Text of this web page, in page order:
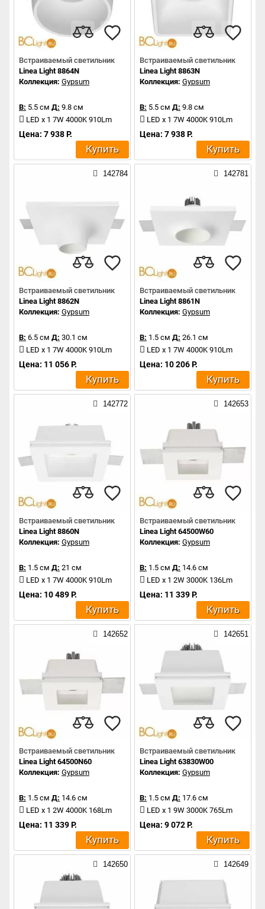
Встраиваемый светильник
Linea Light 8864N
Коллекция: Gypsum
В: 5.5 см Д: 9.8 см
LED x 1 7W 4000K 910Lm
Цена: 7 938 Р.
Купить
Встраиваемый светильник
Linea Light 8863N
Коллекция: Gypsum
В: 5.5 см Д: 9.8 см
LED x 1 7W 4000K 910Lm
Цена: 7 938 Р.
Купить
142784
Встраиваемый светильник
Linea Light 8862N
Коллекция: Gypsum
В: 6.5 см Д: 30.1 см
LED x 1 7W 4000K 910Lm
Цена: 11 056 Р.
Купить
142781
Встраиваемый светильник
Linea Light 8861N
Коллекция: Gypsum
В: 1.5 см Д: 26.1 см
LED x 1 7W 4000K 910Lm
Цена: 10 206 Р.
Купить
142772
Встраиваемый светильник
Linea Light 8860N
Коллекция: Gypsum
В: 1.5 см Д: 21 см
LED x 1 7W 4000K 910Lm
Цена: 10 489 Р.
Купить
142653
Встраиваемый светильник
Linea Light 64500W60
Коллекция: Gypsum
В: 1.5 см Д: 14.6 см
LED x 1 2W 3000K 136Lm
Цена: 11 339 Р.
Купить
142652
Встраиваемый светильник
Linea Light 64500N60
Коллекция: Gypsum
В: 1.5 см Д: 14.6 см
LED x 1 2W 4000K 168Lm
Цена: 11 339 Р.
Купить
142651
Встраиваемый светильник
Linea Light 63830W00
Коллекция: Gypsum
В: 1.5 см Д: 17.6 см
LED x 1 9W 3000K 765Lm
Цена: 9 072 Р.
Купить
142650 142649